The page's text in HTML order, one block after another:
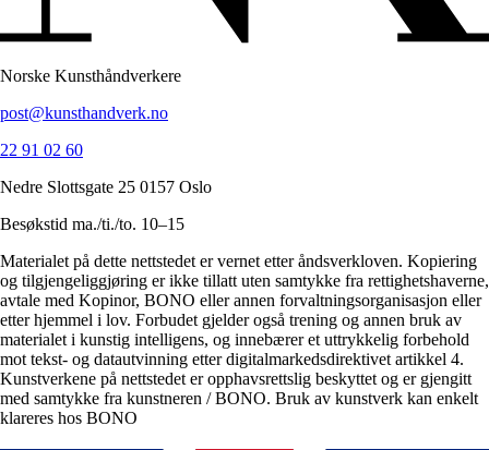
Norske Kunsthåndverkere
post@kunsthandverk.no
22 91 02 60
Nedre Slottsgate 25 0157 Oslo
Besøkstid ma./ti./to. 10–15
Materialet på dette nettstedet er vernet etter åndsverkloven. Kopiering
og tilgjengeliggjøring er ikke tillatt uten samtykke fra rettighetshaverne,
avtale med Kopinor, BONO eller annen forvaltningsorganisasjon eller
etter hjemmel i lov. Forbudet gjelder også trening og annen bruk av
materialet i kunstig intelligens, og innebærer et uttrykkelig forbehold
mot tekst- og datautvinning etter digitalmarkedsdirektivet artikkel 4.
Kunstverkene på nettstedet er opphavsrettslig beskyttet og er gjengitt
med samtykke fra kunstneren / BONO. Bruk av kunstverk kan enkelt
klareres hos BONO